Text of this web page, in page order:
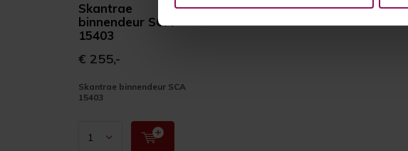
Skantrae
binnendeur SCA
15403
€ 255,-
Skantrae binnendeur SCA
15403